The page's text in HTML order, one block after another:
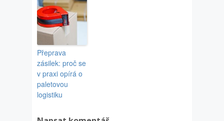
Přeprava
zásilek: proč se
v praxi opírá o
paletovou
logistiku